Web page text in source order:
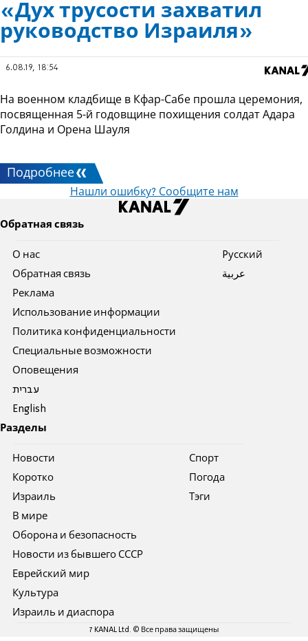
«Дух трусости захватил
руководство Израиля»
6.08.19, 18:54
На военном кладбище в Кфар-Сабе прошла церемония,
посвященная 5-й годовщине похищения солдат Адара
Голдина и Орена Шауля
Подробнее
Нашли ошибку? Сообщите нам
Обратная связь
О нас
Обратная связь
Реклама
Использование информации
Политика конфиденциальности
Специальные возможности
Оповещения
עברית
English
Pусский
عربية
Разделы
Новости
Коротко
Израиль
В мире
Оборона и безопасность
Новости из бывшего СССР
Еврейский мир
Культура
Израиль и диаспора
Спорт
Погода
Тэги
7 KANAL Ltd. © Все права защищены